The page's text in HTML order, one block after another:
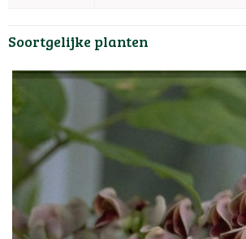
Soortgelijke planten